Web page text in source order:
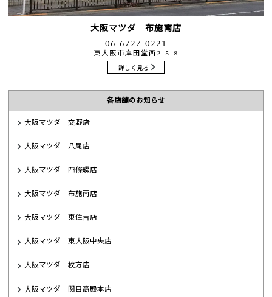
大阪マツダ 布施南店
06-6727-0221
東大阪市岸田堂西2-5-8
詳しく見る
各店舗のお知らせ
大阪マツダ 交野店
大阪マツダ 八尾店
大阪マツダ 四條畷店
大阪マツダ 布施南店
大阪マツダ 東住吉店
大阪マツダ 東大阪中央店
大阪マツダ 枚方店
大阪マツダ 関目高殿本店